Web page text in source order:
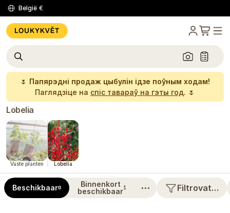
België €
🌷 Папярэдні продаж цыбулін ідзе поўным ходам!
Паглядзіце на спіс тавараў на гэты год. 🌷
Lobelia
Vaste planten Lobelia
Beschikbaar0
Binnenkort
beschikbaar1 ⋯ Filtrovat…